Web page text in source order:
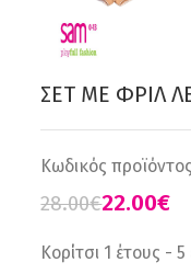
ΣΕΤ ΜΕ ΦΡΙΛ
Κωδικός
28.00€22.00€
Κορίτσι 1 έτους -